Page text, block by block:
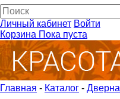
Личный кабинет Войти
Корзина Пока пуста
Главная - Каталог -